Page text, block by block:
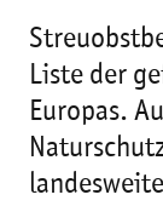
Liste der
Europas.